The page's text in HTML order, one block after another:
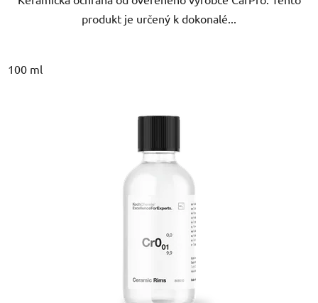
produkt je určený k dokonalé...
100 ml